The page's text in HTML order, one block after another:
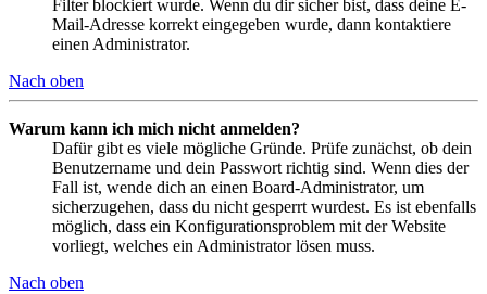
Filter blockiert wurde. Wenn du dir sicher bist, dass deine E-
Mail-Adresse korrekt eingegeben wurde, dann kontaktiere
einen Administrator.
Nach oben
Warum kann ich mich nicht anmelden?
Dafür gibt es viele mögliche Gründe. Prüfe zunächst, ob dein
Benutzername und dein Passwort richtig sind. Wenn dies der
Fall ist, wende dich an einen Board-Administrator, um
sicherzugehen, dass du nicht gesperrt wurdest. Es ist ebenfalls
möglich, dass ein Konfigurationsproblem mit der Website
vorliegt, welches ein Administrator lösen muss.
Nach oben